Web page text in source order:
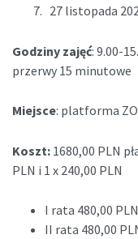
27 listopada
Godziny zajęć: 9.00-
przerwy 15 minutowe
Miejsce: platforma
Koszt: 1680,00 PLN
PLN i 1 x 240,00 PLN
I rata 480,00
II rata 480,00